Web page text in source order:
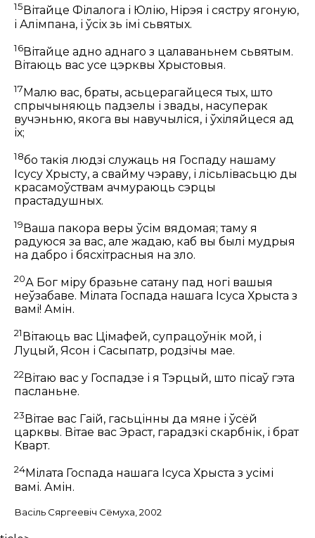
15 Вітайце Філалога і Юлію, Нірэя і сястру ягоную,
і Алімпана, і ўсіх зь імі сьвятых.
16Вітайце адно аднаго з цалаваньнем сьвятым.
Вітаюць вас усе цэрквы Хрыстовыя.
17 Малю вас, браты, асьцерагайцеся тых, што
спрычыняюць падзелы і звады, насуперак
вучэньню, якога вы навучыліся, і ўхіляйцеся ад
іх;
18бо такія людзі служаць ня Госпаду нашаму
Ісусу Хрысту, а свайму чэраву, і лісьлівасьцю ды
красамоўствам ачмураюць сэрцы
прастадушных.
19Ваша пакора веры ўсім вядомая; таму я
радуюся за вас, але жадаю, каб вы былі мудрыя
на дабро і бясхітрасныя на зло.
20А Бог міру бразьне сатану пад ногі вашыя
неўзабаве. Мілата Госпада нашага Ісуса Хрыста з
вамі! Амін.
21 Вітаюць вас Цімафей, супрацоўнік мой, і
Луцый, Ясон і Сасыпатр, родзічы мае.
22Вітаю вас у Госпадзе і я Тэрцый, што пісаў гэта
пасланьне.
23 Вітае вас Гаій, гасьцінны да мяне і ўсёй
царквы. Вітае вас Эраст, гарадзкі скарбнік, і брат
Кварт.
24Мілата Госпада нашага Ісуса Хрыста з усімі
вамі. Амін.
Васіль Сяргеевіч Сёмуха, 2002